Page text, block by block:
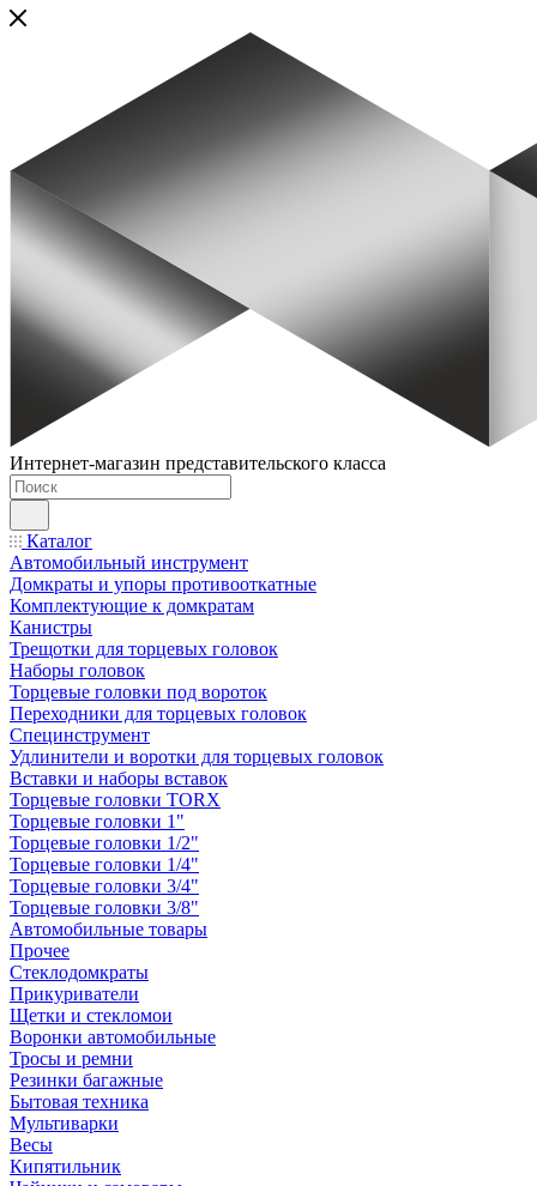
Интернет-магазин представительского класса
Каталог
Автомобильный инструмент
Домкраты и упоры противооткатные
Комплектующие к домкратам
Канистры
Трещотки для торцевых головок
Наборы головок
Торцевые головки под вороток
Переходники для торцевых головок
Специнструмент
Удлинители и воротки для торцевых головок
Вставки и наборы вставок
Торцевые головки TORX
Торцевые головки 1"
Торцевые головки 1/2"
Торцевые головки 1/4"
Торцевые головки 3/4"
Торцевые головки 3/8"
Автомобильные товары
Прочее
Стеклодомкраты
Прикуриватели
Щетки и стекломои
Воронки автомобильные
Тросы и ремни
Резинки багажные
Бытовая техника
Мультиварки
Весы
Кипятильник